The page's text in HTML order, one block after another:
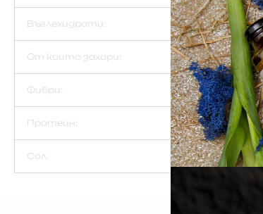
Въглехидрати:
От които захари:
Фибри:
Протеин:
Сол: